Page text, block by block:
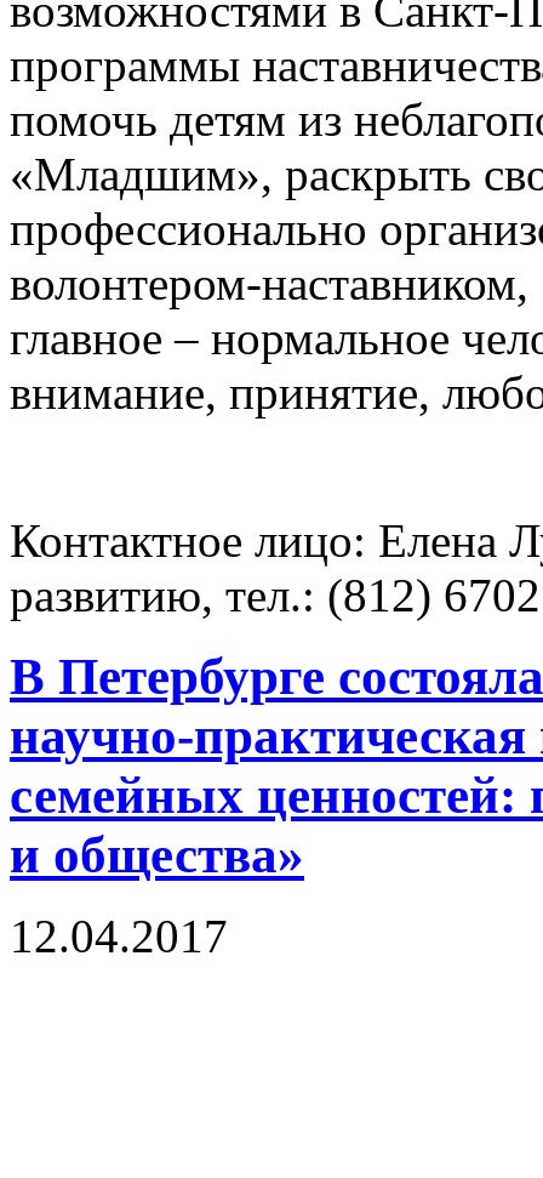
программы
помочь детям из
«Младшим», раскрыть
профессионально
волонтером-
главное – нормальное
внимание, принятие,
Контактное лицо: Елена
развитию, тел.: (812)
В Петербурге
научно-
семейных
и общества»
12.04.2017